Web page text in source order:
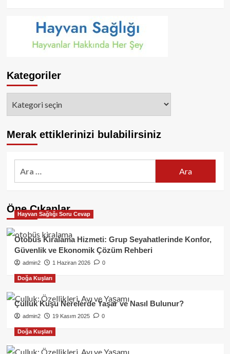
Kategoriler
Merak ettiklerinizi bulabilirsiniz
Öne Çıkanlar
Hayvan Sağlığı Soru Cevap
Otobüs Kiralama Hizmeti: Grup Seyahatlerinde Konfor,
Güvenlik ve Ekonomik Çözüm Rehberi
admin2 1 Haziran 2026 0
Doğa Kuşları
Çulluk Kuşu Nerelerde Yaşar ve Nasıl Bulunur?
admin2 19 Kasım 2025 0
Doğa Kuşları